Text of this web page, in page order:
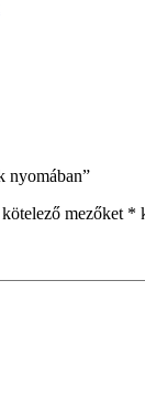
nyomában”
mezőket *